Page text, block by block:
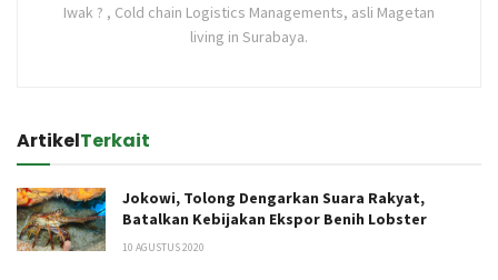
Iwak ? , Cold chain Logistics Managements, asli Magetan
living in Surabaya.
ArtikelTerkait
Jokowi, Tolong Dengarkan Suara Rakyat,
Batalkan Kebijakan Ekspor Benih Lobster
10 AGUSTUS 2020